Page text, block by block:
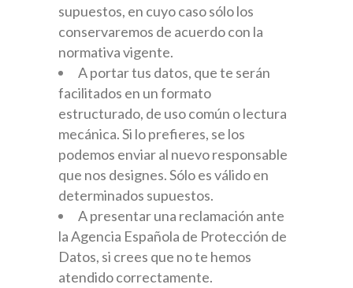
supuestos, en cuyo caso sólo los
conservaremos de acuerdo con la
normativa vigente.
A portar tus datos, que te serán
facilitados en un formato
estructurado, de uso común o lectura
mecánica. Si lo prefieres, se los
podemos enviar al nuevo responsable
que nos designes. Sólo es válido en
determinados supuestos.
A presentar una reclamación ante
la Agencia Española de Protección de
Datos, si crees que no te hemos
atendido correctamente.